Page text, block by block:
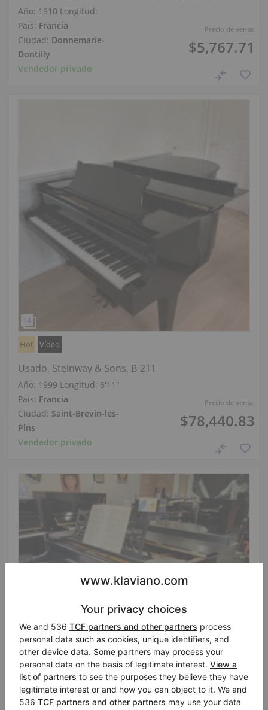
Precio de venta:
$5,767.71
Año: 1910 Longitud:
País: Francia
Ciudad: Donnemarie-
Dontilly
Vendedor privado
Precio de venta:
$78,440.83
Hot Vídeo
Usado, Steinway & Sons, B-211
Año: 1999 Longitud: 6′11″
País: Francia
Ciudad: Saint-Brevin-les-
Pins
Vendedor privado